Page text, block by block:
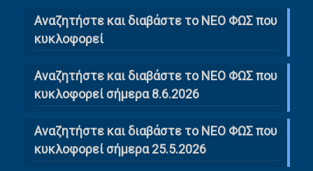
Αναζητήστε και διαβάστε το NΕΟ ΦΩΣ που
κυκλοφορεί
Αναζητήστε και διαβάστε το ΝΕΟ ΦΩΣ που
κυκλοφορεί σήμερα 8.6.2026
Αναζητήστε και διαβάστε το ΝΕΟ ΦΩΣ που
κυκλοφορεί σήμερα 25.5.2026